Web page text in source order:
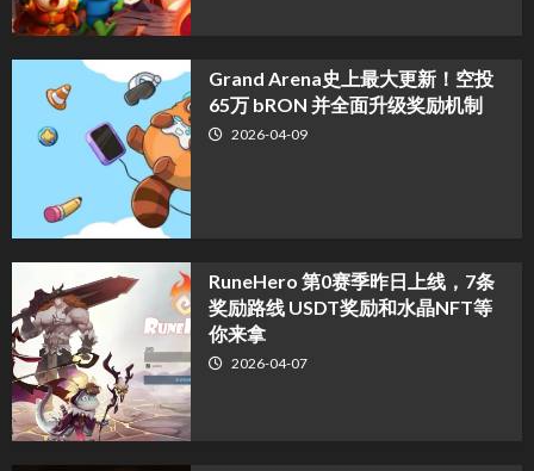
Grand Arena史上最大更新！空投
65万 bRON 并全面升级奖励机制
2026-04-09
RuneHero 第0赛季昨日上线，7条
奖励路线 USDT奖励和水晶NFT等
你来拿
2026-04-07